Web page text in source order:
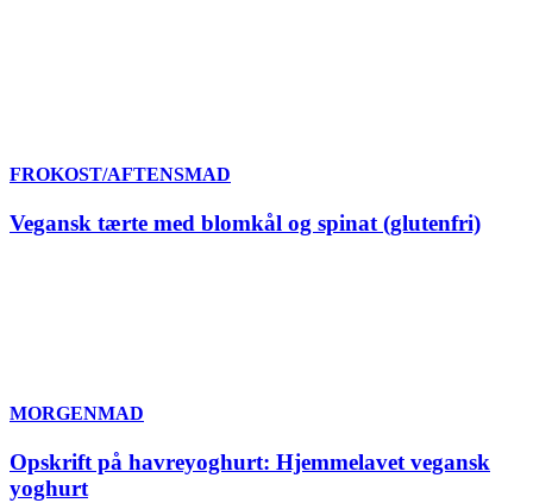
FROKOST/AFTENSMAD
Vegansk tærte med blomkål og spinat (glutenfri)
MORGENMAD
Opskrift på havreyoghurt: Hjemmelavet vegansk
yoghurt